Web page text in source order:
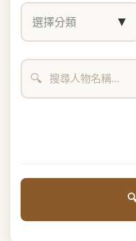
選擇分類 ▼